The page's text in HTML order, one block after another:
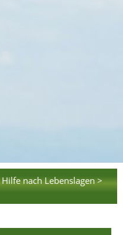
Hilfe nach Lebenslagen >